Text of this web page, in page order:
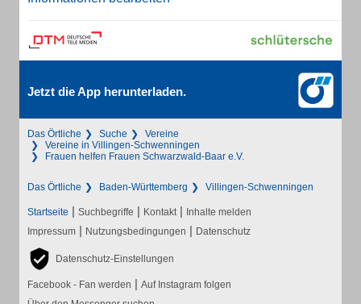
Jetzt die App herunterladen.
Das Örtliche Suche
Vereine
Vereine in Villingen-Schwenningen
Frauen helfen Frauen Schwarzwald-Baar e.V.
Das Örtliche Baden-Württemberg Villingen-Schwenningen
Startseite | Suchbegriffe | Kontakt | Inhalte melden
Impressum | Nutzungsbedingungen | Datenschutz
Datenschutz-Einstellungen
Facebook - Fan werden | Auf Instagram folgen